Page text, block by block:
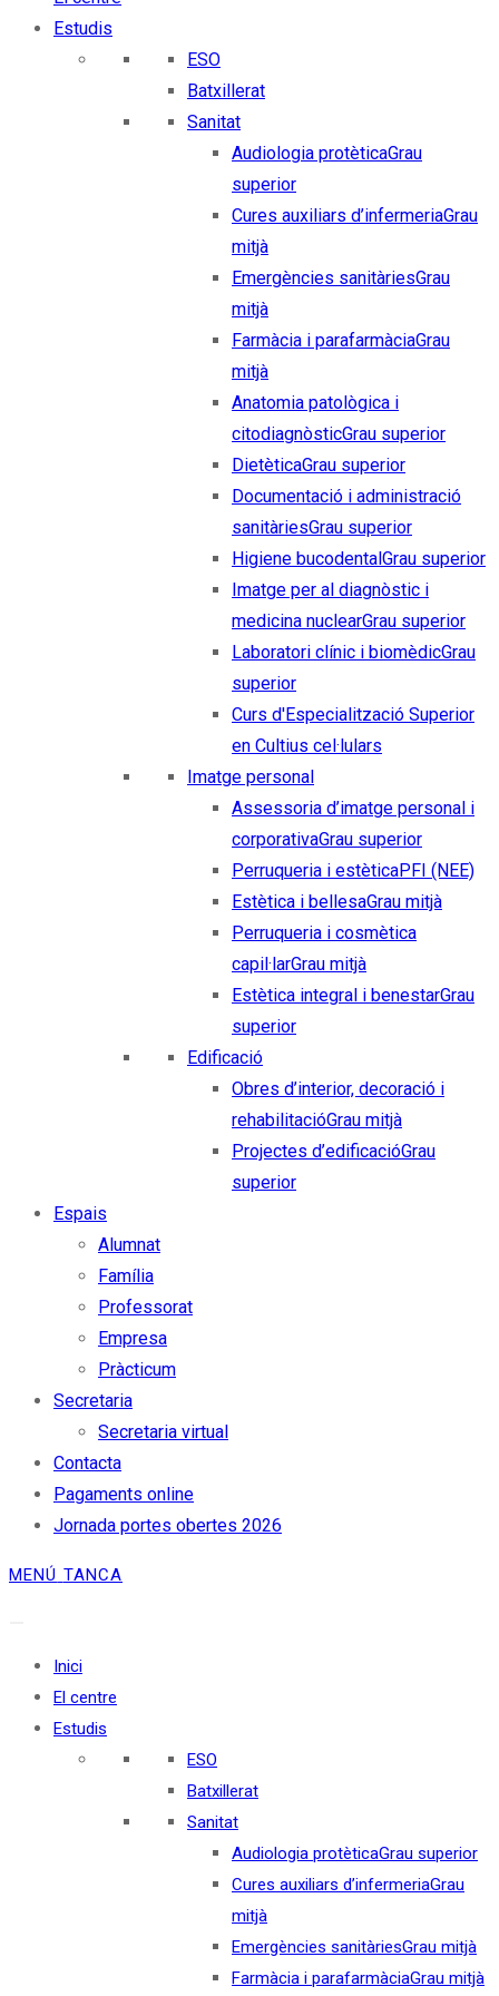
Estudis
ESO
Batxillerat
Sanitat
Audiologia protèticaGrau
superior
Cures auxiliars d’infermeriaGrau
mitjà
Emergències sanitàriesGrau
mitjà
Farmàcia i parafarmàciaGrau
mitjà
Anatomia patològica i
citodiagnòsticGrau superior
DietèticaGrau superior
Documentació i administració
sanitàriesGrau superior
Higiene bucodentalGrau superior
Imatge per al diagnòstic i
medicina nuclearGrau superior
Laboratori clínic i biomèdicGrau
superior
Curs d'Especialització Superior
en Cultius cel·lulars
Imatge personal
Assessoria d’imatge personal i
corporativaGrau superior
Perruqueria i estèticaPFI (NEE)
Estètica i bellesaGrau mitjà
Perruqueria i cosmètica
capil·larGrau mitjà
Estètica integral i benestarGrau
superior
Edificació
Obres d’interior, decoració i
rehabilitacióGrau mitjà
Projectes d’edificacióGrau
superior
Espais
Alumnat
Família
Professorat
Empresa
Pràcticum
Secretaria
Secretaria virtual
Contacta
Pagaments online
Jornada portes obertes 2026
MENÚ TANCA
Inici
El centre
Estudis
ESO
Batxillerat
Sanitat
Audiologia protèticaGrau superior
Cures auxiliars d’infermeriaGrau
mitjà
Emergències sanitàriesGrau mitjà
Farmàcia i parafarmàciaGrau mitjà